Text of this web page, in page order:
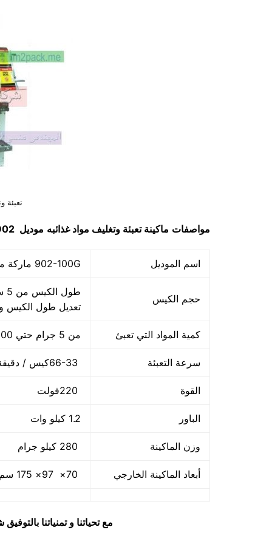
تعبئة
مواصفات ماكينةتعبئة وتغليف مواد غذائبه موديل 100G
اسم الموديل 902-100G ماركة مهندس منسي
حجم الكيس
تعديل طول
كمية المواد التي تعبئ من 5 جرام حتي 100 جرام
سرعة التعبئة
القوة
الباور 1.2 كيلو وات
وزن الماكينة
أبعاد الماكينة الخارجي
مع تحياتنا و تمنياتنا